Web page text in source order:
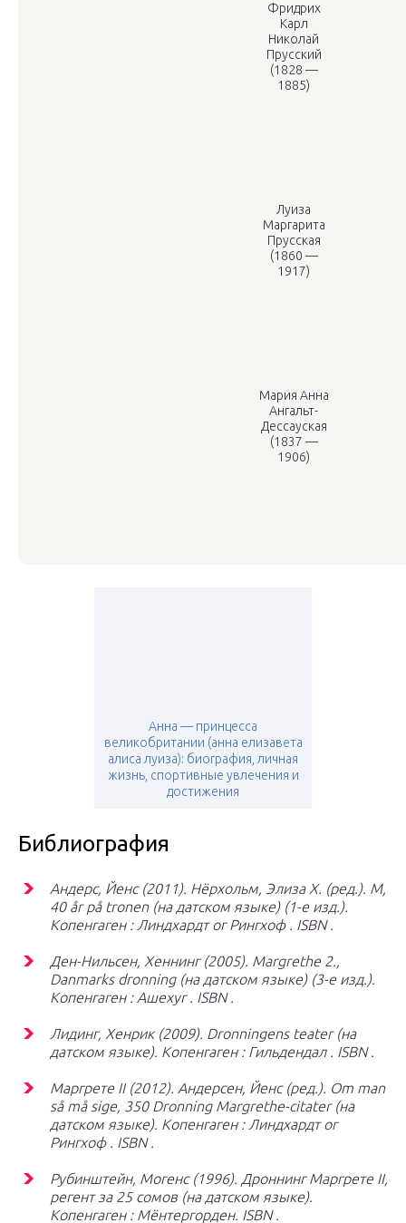
Фридрих
Карл
Николай
Прусский
(1828 —
1885)
Луиза
Маргарита
Прусская
(1860 —
1917)
Мария Анна
Ангальт-
Дессауская
(1837 —
1906)
Анна — принцесса
великобритании (анна елизавета
алиса луиза): биография, личная
жизнь, спортивные увлечения и
достижения
Библиография
Андерс, Йенс (2011). Нёрхольм, Элиза Х. (ред.). M,
40 år på tronen(на датском языке) (1-е изд.).
Копенгаген : Линдхардт ог Рингхоф . ISBN .
Ден-Нильсен, Хеннинг (2005). Margrethe 2.,
Danmarks dronning(на датском языке) (3-е изд.).
Копенгаген : Ашехуг . ISBN .
Лидинг, Хенрик (2009). Dronningens teater(на
датском языке). Копенгаген : Гильдендал . ISBN .
Маргрете II (2012). Андерсен, Йенс (ред.). Om man
så må sige, 350 Dronning Margrethe-citater(на
датском языке). Копенгаген : Линдхардт ог
Рингхоф . ISBN .
Рубинштейн, Могенс (1996). Дроннинг Маргрете II,
регент за 25 сомов (на датском языке).
Копенгаген : Мёнтергорден. ISBN .